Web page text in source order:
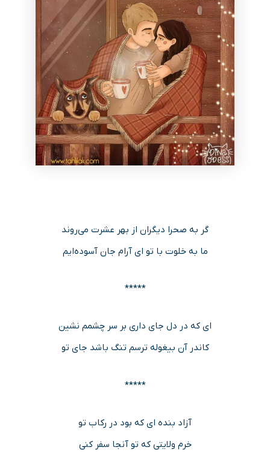
گر به صحرا دیگران از بهر عشرت می‌روند
ما به خلوت با تو ای آرام جان آسوده‌ایم
*****
ای که در دل جای داری بر سر چشمم نشین
کاندر آن بیغوله ترسم تنگ باشد جای تو
*****
آزاد بنده ای که بود در رکاب تو
خرم ولایتی که تو آنجا سفر کنی